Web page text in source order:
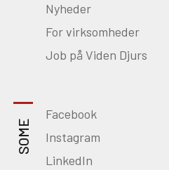
Nyheder
For virksomheder
Job på Viden Djurs
SOME
Facebook
Instagram
LinkedIn